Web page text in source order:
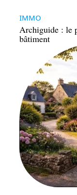
IMMO
Archiguide : le
bâtiment